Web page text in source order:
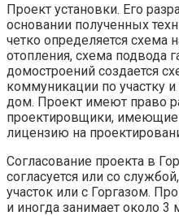
Проект установки. Его
основании полученных
четко определяется схема
отопления, схема подвода
домостроений создается
коммуникации по участку
дом. Проект имеют право
проектировщики,
лицензию на
Согласование проекта в
согласуется или со
участок или с Горгазом.
и иногда занимает около 3